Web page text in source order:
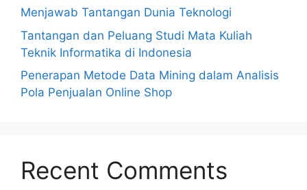
Menjawab Tantangan Dunia Teknologi
Tantangan dan Peluang Studi Mata Kuliah
Teknik Informatika di Indonesia
Penerapan Metode Data Mining dalam Analisis
Pola Penjualan Online Shop
Recent Comments